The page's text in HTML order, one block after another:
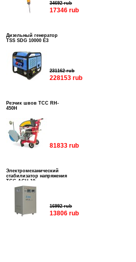
34692 rub
17346 rub
Дизельный генератор
TSS SDG 10000 E3
231162 rub
228153 rub
Резчик швов ТСС RH-
450H
81833 rub
Электромеханический
стабилизатор напряжения
ТСС АСН-10
16992 rub
13806 rub